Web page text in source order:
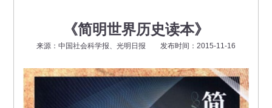
人文北京
社科讲堂
《简明世界历史读本》
来源：中国社会科学报、光明日报 发布时间：2015-11-16